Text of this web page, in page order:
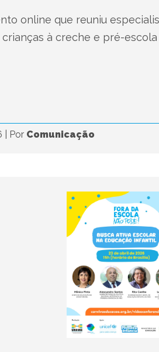
online que reuniu
à creche e pré-escola
Por Comunicação